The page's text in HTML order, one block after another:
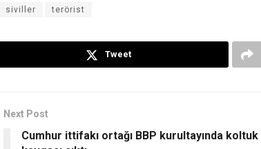
siviller terörist
Tweet
Next Post
Cumhur ittifakı ortağı BBP kurultayında koltuk